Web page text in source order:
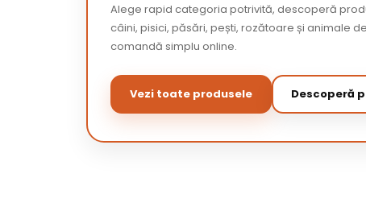
Alege rapid categoria potrivită, descoperă
câini, pisici, păsări, pești, rozătoare și animale
comandă simplu online.
Vezi toate produsele Descoperă